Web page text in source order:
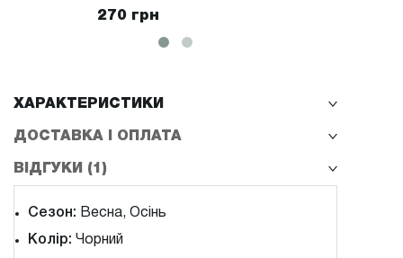
270 грн
ХАРАКТЕРИСТИКИ
ДОСТАВКА І ОПЛАТА
ВІДГУКИ (1)
Сезон: Весна, Осінь
Колір: Чорний